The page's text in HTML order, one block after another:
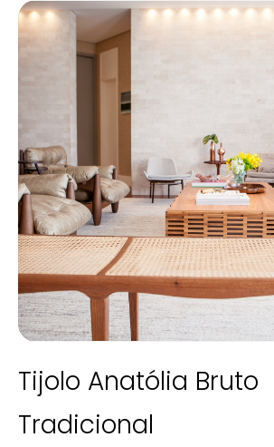
Tijolo Anatólia Bruto
Tradicional